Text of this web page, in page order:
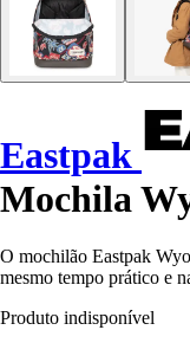
Eastpak
Mochila
O mochilão Eastpak
mesmo tempo prático e
Produto indisponível